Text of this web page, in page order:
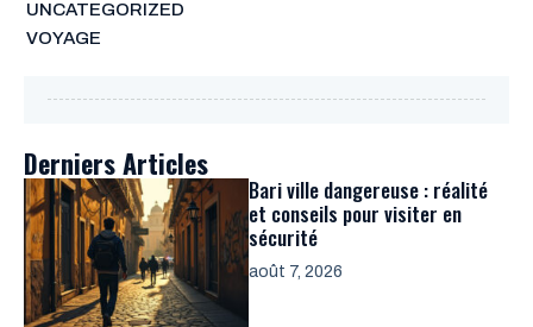
UNCATEGORIZED
VOYAGE
Derniers Articles
Bari ville dangereuse : réalité
et conseils pour visiter en
sécurité
août 7, 2026